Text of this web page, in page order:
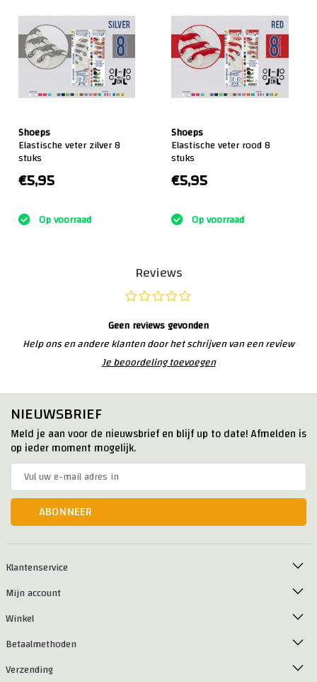
Shoeps
Elastische veter zilver 8
stuks
€5,95
Op voorraad
Shoeps
Elastische veter rood 8
stuks
€5,95
Op voorraad
Reviews
Geen reviews gevonden
Help ons en andere klanten door het schrijven van een review
Je beoordeling toevoegen
NIEUWSBRIEF
Meld je aan voor de nieuwsbrief en blijf up to date! Afmelden is
op ieder moment mogelijk.
ABONNEER
Klantenservice
Mijn account
Winkel
Betaalmethoden
Verzending